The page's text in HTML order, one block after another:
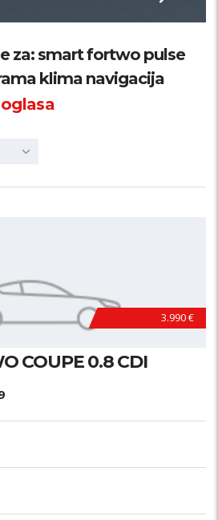
za: smart fortwo pulse
klima navigacija
3.990 €
COUPE 0.8 CDI